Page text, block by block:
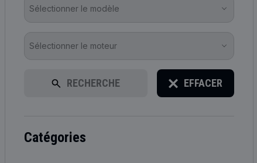
Sélectionner le modèle
Sélectionner le moteur
RECHERCHE EFFACER
catégories